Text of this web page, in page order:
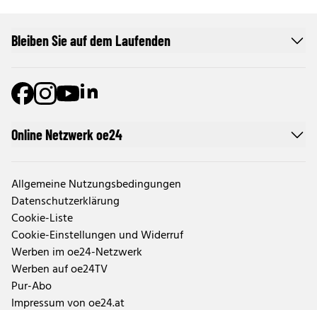
Online Netzwerk oe24
Allgemeine Nutzungsbedingungen
Datenschutzerklärung
Cookie-Liste
Cookie-Einstellungen und Widerruf
Werben im oe24-Netzwerk
Werben auf oe24TV
Pur-Abo
Impressum von oe24.at
Bleiben Sie auf dem Laufenden